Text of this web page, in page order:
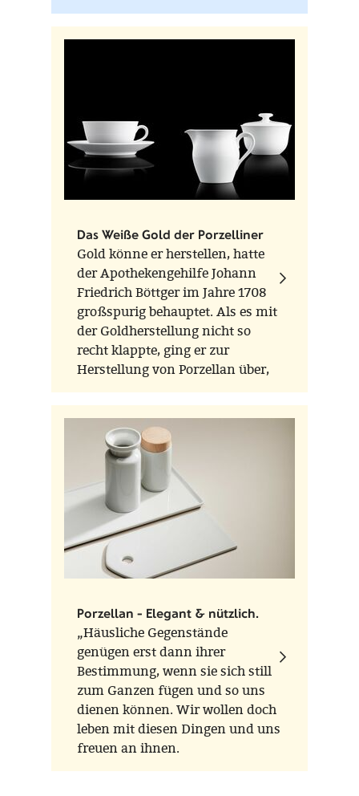
Das Weiße Gold der Porzelliner
Gold könne er herstellen, hatte
der Apothekengehilfe Johann
Friedrich Böttger im Jahre 1708
großspurig behauptet. Als es mit
der Goldherstellung nicht so
recht klappte, ging er zur
Herstellung von Porzellan über,
das bis dahin für teures Geld aus
China importiert werden musste.
Für die "neuen" Getränke aus der
Neuen Welt wie Kaffee, Tee und
Kakao war das kostbare, herrlich
anzuschauende Porzellan gerade
richtig.
Porzellan - Elegant & nützlich.
„Häusliche Gegenstände
genügen erst dann ihrer
Bestimmung, wenn sie sich still
zum Ganzen fügen und so uns
dienen können. Wir wollen doch
leben mit diesen Dingen und uns
freuen an ihnen.